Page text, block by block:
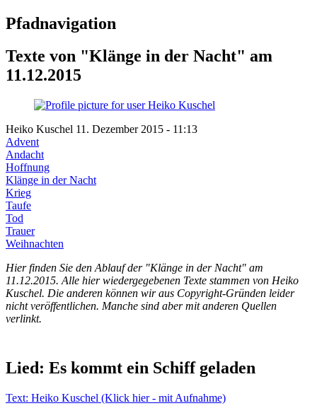
Pfadnavigation
Texte von "Klänge in der Nacht" am
11.12.2015
Heiko Kuschel 11. Dezember 2015 - 11:13
Advent
Andacht
Hoffnung
Klänge in der Nacht
Krieg
Taufe
Tod
Trauer
Weihnachten
Hier finden Sie den Ablauf der "Klänge in der Nacht" am
11.12.2015. Alle hier wiedergegebenen Texte stammen von Heiko
Kuschel. Die anderen können wir aus Copyright-Gründen leider
nicht veröffentlichen. Manche sind aber mit anderen Quellen
verlinkt.
Lied: Es kommt ein Schiff geladen
Text: Heiko Kuschel (Klick hier - mit Aufnahme)